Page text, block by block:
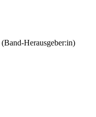
Herausgeber:in)